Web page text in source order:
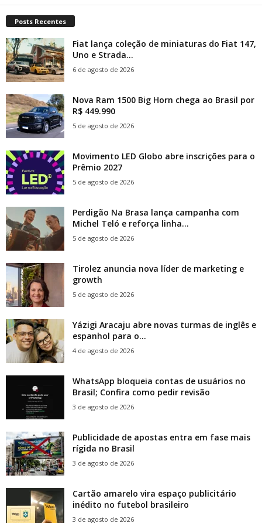
Posts Recentes
Fiat lança coleção de miniaturas do Fiat 147,
Uno e Strada...
6 de agosto de 2026
Nova Ram 1500 Big Horn chega ao Brasil por
R$ 449.990
5 de agosto de 2026
Movimento LED Globo abre inscrições para o
Prêmio 2027
5 de agosto de 2026
Perdigão Na Brasa lança campanha com
Michel Teló e reforça linha...
5 de agosto de 2026
Tirolez anuncia nova líder de marketing e
growth
5 de agosto de 2026
Yázigi Aracaju abre novas turmas de inglês e
espanhol para o...
4 de agosto de 2026
WhatsApp bloqueia contas de usuários no
Brasil; Confira como pedir revisão
3 de agosto de 2026
Publicidade de apostas entra em fase mais
rígida no Brasil
3 de agosto de 2026
Cartão amarelo vira espaço publicitário
inédito no futebol brasileiro
3 de agosto de 2026